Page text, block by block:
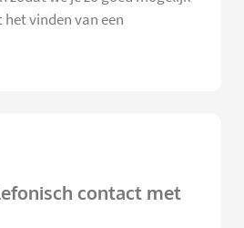
vinden van een
contact met